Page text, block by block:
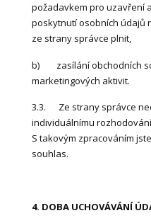
požadavkem pro uzavření
poskytnutí osobních údajů
ze strany správce plnit,
b) zasílání obchodních
marketingových aktivit.
3.3. Ze strany správce
individuálnímu rozhodování
S takovým zpracováním
souhlas.
4. DOBA UCHOVÁVÁNÍ